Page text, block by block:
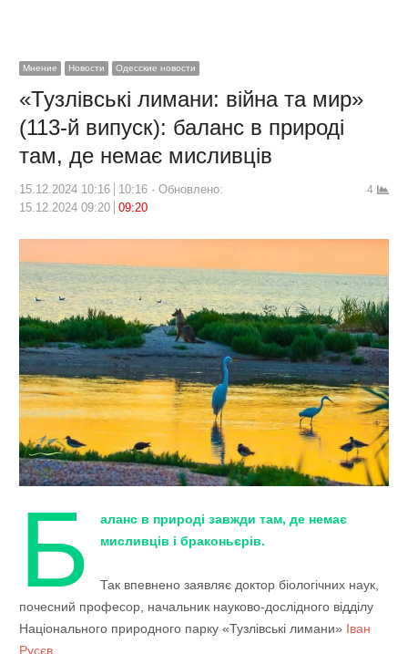
Мнение Новости Одесские новости
«Тузлівські лимани: війна та мир»
(113-й випуск): баланс в природі
там, де немає мисливців
15.12.2024 10:16 10:16
Обновлено:
15.12.2024 09:20
09:20
4
Б
аланс в природі завжди там, де немає
мисливців і браконьєрів.
Так впевнено заявляє доктор біологічних наук,
почесний професор, начальник науково-дослідного відділу
Національного природного парку «Тузлівські лимани» Іван
Русєв.